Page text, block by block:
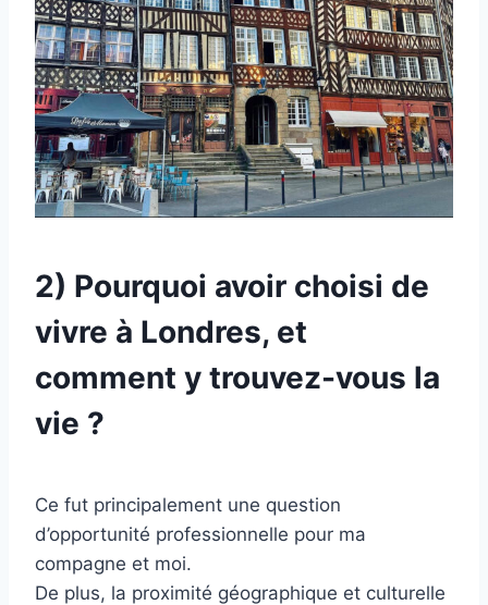
2) Pourquoi avoir choisi de
vivre à Londres, et
comment y trouvez-vous la
vie ?
Ce fut principalement une question
d’opportunité professionnelle pour ma
compagne et moi.
De plus, la proximité géographique et culturelle